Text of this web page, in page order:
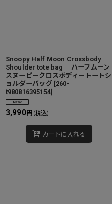
Snoopy Half Moon Crossbody
Shoulder tote bag ハーフムーン
スヌーピークロスボディートートシ
ョルダーバッグ [260-
t980816395154]
3,990 円 (税込)
カートに入れる